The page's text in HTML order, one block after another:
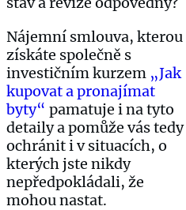
Nájemní smlouva, kterou
získáte společně s
investičním kurzem „Jak
kupovat a pronajímat
byty“ pamatuje i na tyto
detaily a pomůže vás tedy
ochránit i v situacích, o
kterých jste nikdy
nepředpokládali, že
mohou nastat.